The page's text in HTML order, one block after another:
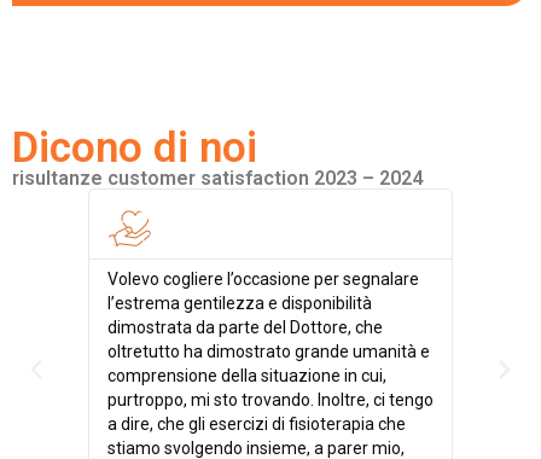
Dicono di noi
risultanze customer satisfaction 2023 – 2024
Volevo cogliere l’occasione per segnalare
l’estrema gentilezza e disponibilità
dimostrata da parte del Dottore, che
oltretutto ha dimostrato grande umanità e
comprensione della situazione in cui,
purtroppo, mi sto trovando. Inoltre, ci tengo
a dire, che gli esercizi di fisioterapia che
stiamo svolgendo insieme, a parer mio,